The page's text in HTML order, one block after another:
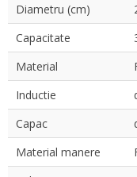
Diametru (cm)
Capacitate
Material
Inductie
Capac
Material manere